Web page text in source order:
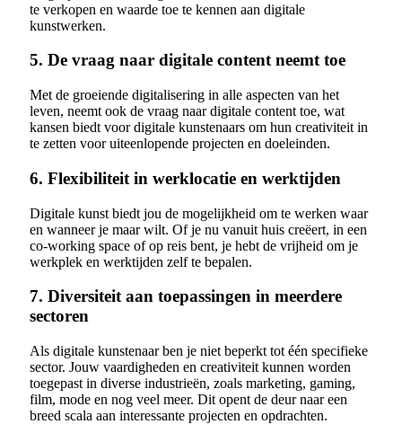
te verkopen en waarde toe te kennen aan digitale
kunstwerken.
5. De vraag naar digitale content neemt toe
Met de groeiende digitalisering in alle aspecten van het
leven, neemt ook de vraag naar digitale content toe, wat
kansen biedt voor digitale kunstenaars om hun creativiteit in
te zetten voor uiteenlopende projecten en doeleinden.
6. Flexibiliteit in werklocatie en werktijden
Digitale kunst biedt jou de mogelijkheid om te werken waar
en wanneer je maar wilt. Of je nu vanuit huis creëert, in een
co-working space of op reis bent, je hebt de vrijheid om je
werkplek en werktijden zelf te bepalen.
7. Diversiteit aan toepassingen in meerdere
sectoren
Als digitale kunstenaar ben je niet beperkt tot één specifieke
sector. Jouw vaardigheden en creativiteit kunnen worden
toegepast in diverse industrieën, zoals marketing, gaming,
film, mode en nog veel meer. Dit opent de deur naar een
breed scala aan interessante projecten en opdrachten.